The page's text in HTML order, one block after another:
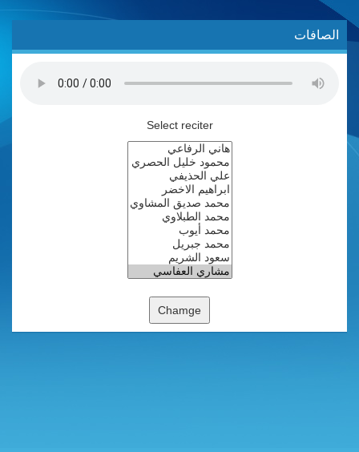
الصافات
Select reciter